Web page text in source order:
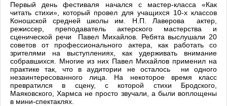
Первый день фестиваля начался с мастер-класса «Как
читать стихи», который провел для учащихся 10-х классов
Коношской средней школы им. Н.П. Лаверова актер,
режиссер, преподаватель актерского мастерства и
сценической речи Павел Михайлов. Ребята выслушали 20
советов от профессионального актера, как работать со
зрителями на выступлениях, как удерживать внимание
собравшихся. Многие из них Павел Михайлов применил на
практике так, что в аудитории не осталось ни одного
незаинтересованного лица. На некоторое время класс
превратился в сцену, с которой стихи Бродского,
Маяковского, Хармса не просто звучали, а были воплощены
в мини-спектаклях.